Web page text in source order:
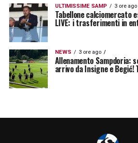
ULTIMISSIME SAMP 3 ore ago
Tabellone calciomercato
LIVE: i trasferimenti in
NEWS 3 ore ago
Allenamento Sampdoria:
arrivo da Insigne e Begić!